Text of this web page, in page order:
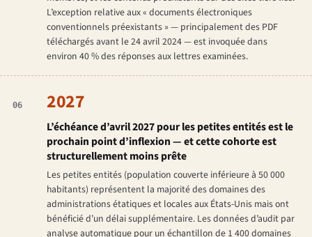
L’exception relative aux « documents électroniques
conventionnels préexistants » — principalement des PDF
téléchargés avant le 24 avril 2024 — est invoquée dans
environ 40 % des réponses aux lettres examinées.
06 2027
L’échéance d’avril 2027 pour les petites entités est le
prochain point d’inflexion — et cette cohorte est
structurellement moins prête
Les petites entités (population couverte inférieure à 50 000
habitants) représentent la majorité des domaines des
administrations étatiques et locales aux États-Unis mais ont
bénéficié d’un délai supplémentaire. Les données d’audit par
analyse automatique pour un échantillon de 1 400 domaines